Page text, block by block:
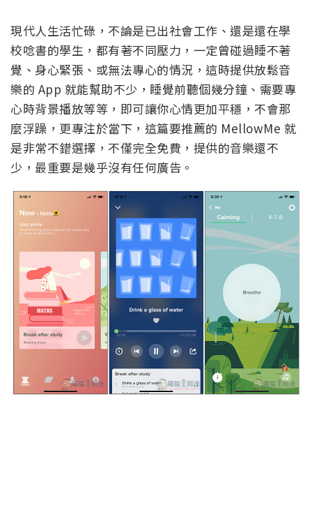
現代人生活忙碌，不論是已出社會工作、還是還在學
校唸書的學生，都有著不同壓力，一定曾碰過睡不著
覺、身心緊張、或無法專心的情況，這時提供放鬆音
樂的 App 就能幫助不少，睡覺前聽個幾分鐘、需要專
心時背景播放等等，即可讓你心情更加平穩，不會那
麼浮躁，更專注於當下，這篇要推薦的 MellowMe 就
是非常不錯選擇，不僅完全免費，提供的音樂還不
少，最重要是幾乎沒有任何廣告。